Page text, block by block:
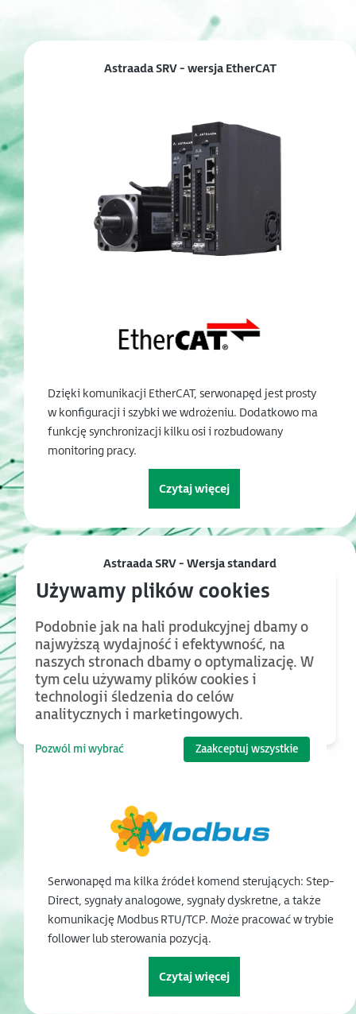
Astraada SRV - wersja EtherCAT
Dzięki komunikacji EtherCAT, serwonapęd jest prosty
w konfiguracji i szybki we wdrożeniu. Dodatkowo ma
funkcję synchronizacji kilku osi i rozbudowany
monitoring pracy.
Czytaj więcej
Astraada SRV - Wersja standard
Serwonapęd ma kilka źródeł komend sterujących: Step-
Direct, sygnały analogowe, sygnały dyskretne, a także
komunikację Modbus RTU/TCP. Może pracować w trybie
follower lub sterowania pozycją.
Czytaj więcej
Podobnie jak na hali produkcyjnej dbamy o
najwyższą wydajność i efektywność, na
naszych stronach dbamy o optymalizację. W
tym celu używamy plików cookies i
technologii śledzenia do celów
analitycznych i marketingowych.
Pozwól mi wybrać Zaakceptuj wszystkie